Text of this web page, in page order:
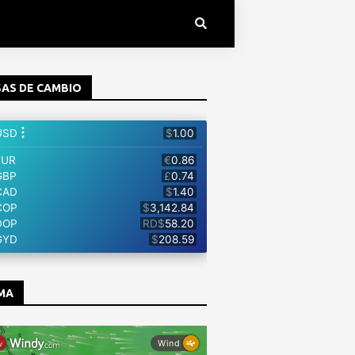
DE CAMBIO